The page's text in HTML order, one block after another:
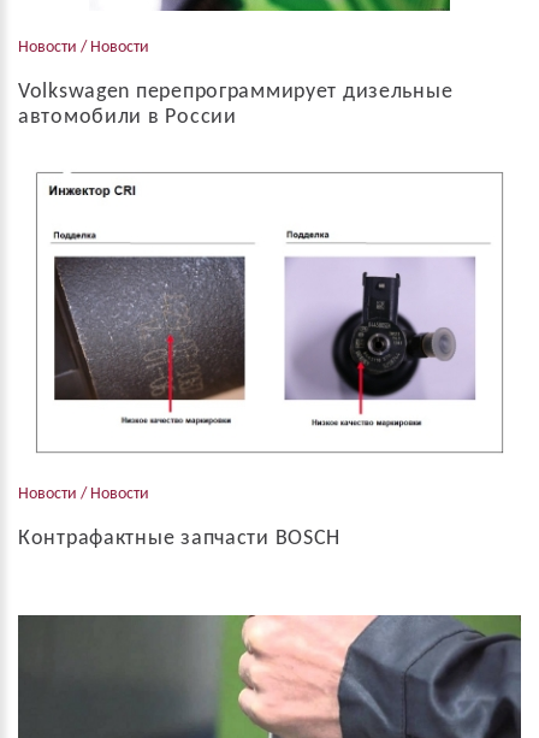
Новости / Новости
Volkswagen перепрограммирует дизельные
автомобили в России
Компания «Фольксваген Груп Рус» объявила о начале
кампании по обновлению программного обеспечения (ПО)
концерна, проданных в России в 2008–20...
Новости / Новости
Контрафактные запчасти BOSCH
случаях подделки запасных частей. Поддельные запчасти
BOSCH, как правило, ввозятся из Китая серыми дилерами и
продавцами автозапчастей. Качест...